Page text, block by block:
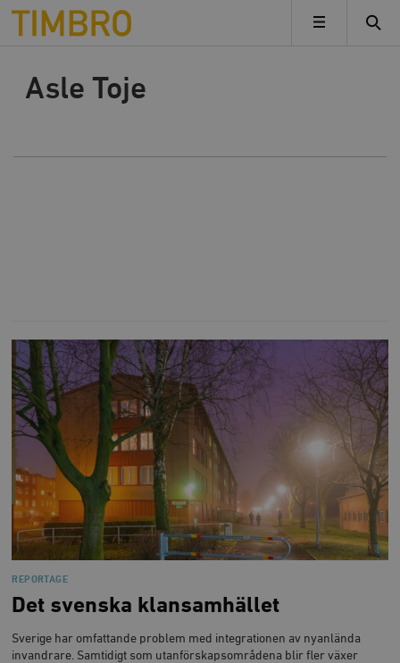
Timbro
MENY
Asle Toje
REPORTAGE
Det svenska klansamhället
Sverige har omfattande problem med integrationen av nyanlända
invandrare. Samtidigt som utanförskapsområdena blir fler växer